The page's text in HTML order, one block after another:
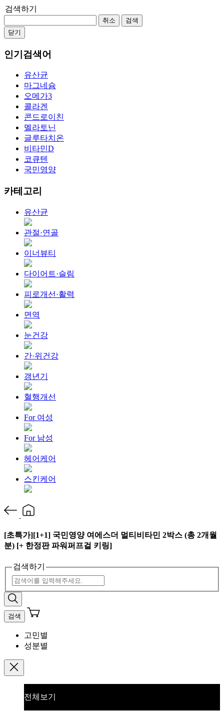
검색하기
취소
검색
닫기
인기검색어
유산균
마그네슘
오메가3
콜라겐
콘드로이친
멜라토닌
글루타치온
비타민D
코큐텐
국민영양
카테고리
유산균
관절·연골
이너뷰티
다이어트·슬림
피로개선·활력
면역
눈건강
간·위건강
갱년기
혈행개선
For 여성
For 남성
헤어케어
스킨케어
[초특가][1+1] 국민영양 여에스더 멀티비타민 2박스 (총 2개월
분) [+ 한정판 파워퍼프걸 키링]
검색하기
검색
고민별
성분별
전체보기